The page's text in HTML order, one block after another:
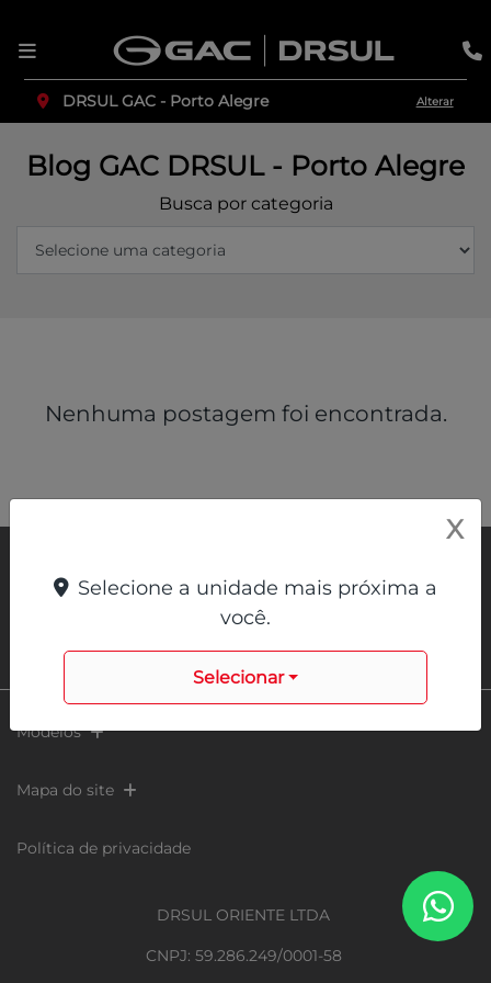
DRSUL GAC - Porto Alegre Alterar
Blog GAC DRSUL - Porto Alegre
Busca por categoria
Nenhuma postagem foi encontrada.
Modelos
Mapa do site
Política de privacidade
DRSUL ORIENTE LTDA
CNPJ: 59.286.249/0001-58
X
Selecione a unidade mais próxima a
você.
Selecionar